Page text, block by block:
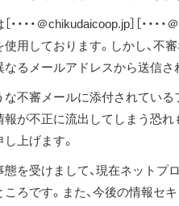
・・・・＠chikudaicoop.jp］［・
使用しております。しかし、不
なるメールアドレスから送信さ
な不審メールに添付されている
報が不正に流出してしまう恐
上げます。
を受けまして、現在ネットプ
ろです。また、今後の情報セ